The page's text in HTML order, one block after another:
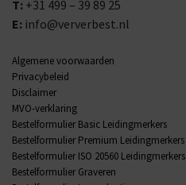
T: +31 499 – 39 89 25
E: info@ververbest.nl
Algemene voorwaarden
Privacybeleid
Disclaimer
MVO-verklaring
Bestelformulier Basic Leidingmerkers
Bestelformulier Premium Leidingmerkers
Bestelformulier ISO 20560 Leidingmerkers
Bestelformulier Graveren